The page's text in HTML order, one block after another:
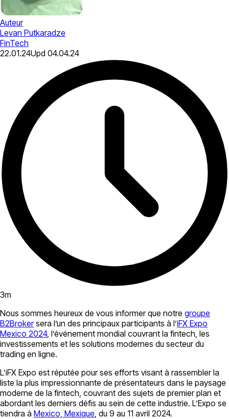
Auteur
Levan Putkaradze
FinTech
22.01.24Upd 04.04.24
3m
Nous sommes heureux de vous informer que notre groupe
B2Brokersera l’un des principaux participants à l’iFX Expo
Mexico 2024, l’événement mondial couvrant la fintech, les
investissements et les solutions modernes du secteur du
trading en ligne.
L’iFX Expo est réputée pour ses efforts visant à rassembler la
liste la plus impressionnante de présentateurs dans le paysage
moderne de la fintech, couvrant des sujets de premier plan et
abordant les derniers défis au sein de cette industrie. L’Expo se
tiendra à Mexico, Mexique , du 9 au 11 avril 2024.